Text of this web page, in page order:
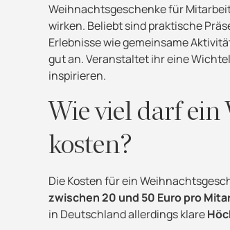
Weihnachtsgeschenke für
wirken. Beliebt sind praktische
Erlebnisse wie gemeinsame
gut an. Veranstaltet ihr eine
inspirieren.
Wie viel darf
kosten?
Die Kosten für ein
zwischen 20 und 50 Euro pro
in Deutschland allerdings klare